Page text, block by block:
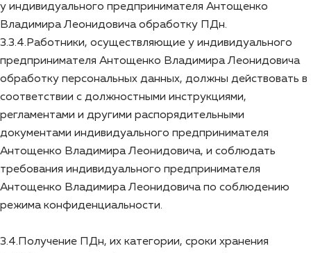
у индивидуального предпринимателя Антощенко
Владимира Леонидовича обработку ПДн.
3.3.4.Работники, осуществляющие у индивидуального
предпринимателя Антощенко Владимира Леонидовича
обработку персональных данных, должны действовать в
соответствии с должностными инструкциями,
регламентами и другими распорядительными
документами индивидуального предпринимателя
Антощенко Владимира Леонидовича, и соблюдать
требования индивидуального предпринимателя
Антощенко Владимира Леонидовича по соблюдению
режима конфиденциальности.
3.4.Получение ПДн, их категории, сроки хранения